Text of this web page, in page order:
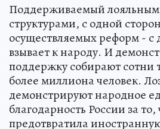
Поддерживаемый
структурами, с одной
осуществляемых реформ -
взывает к народу. И
поддержку собирают сотни
более миллиона человек.
демонстрируют народное
благодарность России за то,
предотвратила